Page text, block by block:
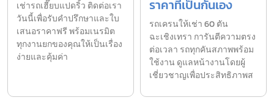
เช่ารถเฮี๊ยบแปดริ้ว ติดต่อเรา
วันนี้เพื่อรับคำปรึกษาและใบ
เสนอราคาฟรี พร้อมเนรมิต
ทุกงานยกของคุณให้เป็นเรื่อง
ง่ายและคุ้มค่า
ราคาที่เป็นกันเอง
รถเครนให้เช่า 60 ตัน
ฉะเชิงเทรา การันตีความตรง
ต่อเวลา รถทุกคันสภาพพร้อม
ใช้งาน ดูแลหน้างานโดยผู้
เชี่ยวชาญเพื่อประสิทธิภาพส